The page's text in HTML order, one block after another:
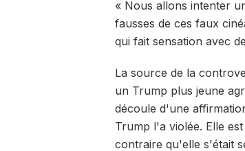
« Nous allons intenter
fausses de ces faux
qui fait sensation avec
La source de la
un Trump plus jeune
découle d'une
Trump l'a violée. Elle
contraire qu'elle s'était